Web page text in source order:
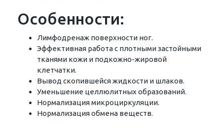
Особенности:
Лимфодренаж поверхности ног.
Эффективная работа с плотными застойными
тканями кожи и подкожно-жировой
клетчатки.
Вывод скопившейся жидкости и шлаков.
Уменьшение целлюлитных образований.
Нормализация микроциркуляции.
Нормализация обмена веществ.